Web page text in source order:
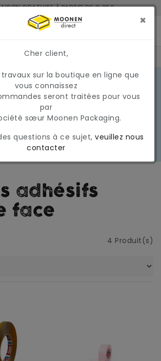
GRATUITE À PARTIR DE € 250
MINIMUM DE COMMANDE : 150 €
MARCHÉ EN MARS
conditions actuelles
prix et la
varier
surcharge
et variable.
EN
SAVOIR
adhésifs
face
4 Produit(s)
×
Cher client,
travaux sur la boutique en ligne que
vous connaissez
seront traitées pour vous
par
sœur Moonen Packaging.
questions à ce sujet, veuillez nous
contacter